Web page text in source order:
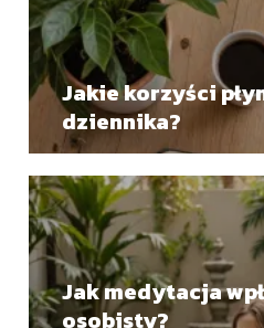
Jakie korzyści
dziennika?
Jak medytacja
osobisty?